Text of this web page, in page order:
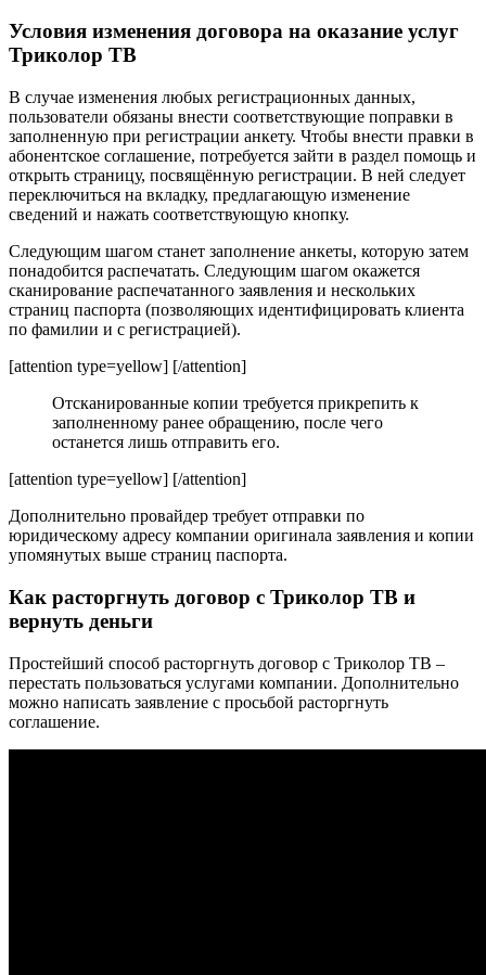
Условия изменения договора на оказание услуг
Триколор ТВ
В случае изменения любых регистрационных данных,
пользователи обязаны внести соответствующие поправки в
заполненную при регистрации анкету. Чтобы внести правки в
абонентское соглашение, потребуется зайти в раздел помощь и
открыть страницу, посвящённую регистрации. В ней следует
переключиться на вкладку, предлагающую изменение
сведений и нажать соответствующую кнопку.
Следующим шагом станет заполнение анкеты, которую затем
понадобится распечатать. Следующим шагом окажется
сканирование распечатанного заявления и нескольких
страниц паспорта (позволяющих идентифицировать клиента
по фамилии и с регистрацией).
[attention type=yellow] [/attention]
Отсканированные копии требуется прикрепить к
заполненному ранее обращению, после чего
останется лишь отправить его.
[attention type=yellow] [/attention]
Дополнительно провайдер требует отправки по
юридическому адресу компании оригинала заявления и копии
упомянутых выше страниц паспорта.
Как расторгнуть договор с Триколор ТВ и
вернуть деньги
Простейший способ расторгнуть договор с Триколор ТВ –
перестать пользоваться услугами компании. Дополнительно
можно написать заявление с просьбой расторгнуть
соглашение.